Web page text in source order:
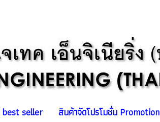
best seller สินค้าจัดโปรโมชั่น Promotion